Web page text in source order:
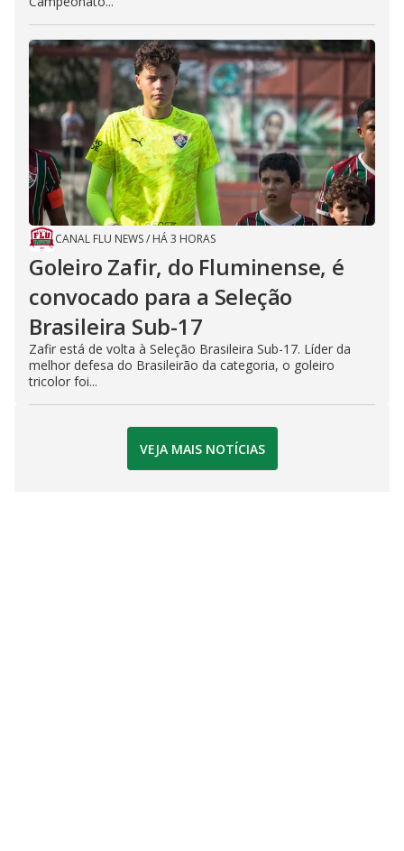
CANAL FLU NEWS/ HÁ 3 HORAS
Goleiro Zafir, do Fluminense, é
convocado para a Seleção
Brasileira Sub-17
Zafir está de volta à Seleção Brasileira Sub-17. Líder da
melhor defesa do Brasileirão da categoria, o goleiro
tricolor foi...
VEJA MAIS NOTÍCIAS